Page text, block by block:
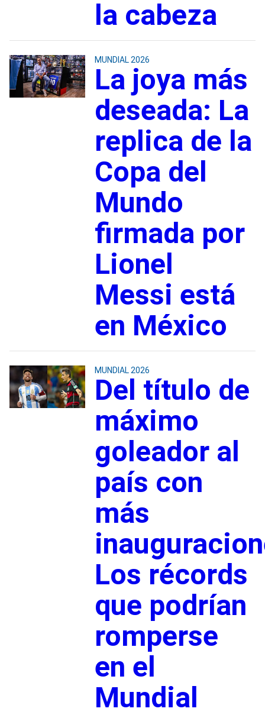
la cabeza
MUNDIAL 2026
La joya más
deseada: La
replica de la
Copa del
Mundo
firmada por
Lionel
Messi está
en México
MUNDIAL 2026
Del título de
máximo
goleador al
país con
más
Los récords
que podrían
romperse
en el
Mundial